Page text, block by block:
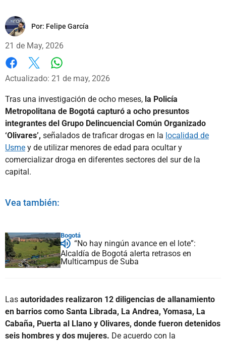
Por: Felipe García
21 de May, 2026
Facebook
X
Actualizado: 21 de may, 2026
Tras una investigación de ocho meses, la Policía
Metropolitana de Bogotá capturó a ocho presuntos
integrantes del Grupo Delincuencial Común Organizado
‘Olivares’, señalados de traficar drogas en la localidad de
Usme y de utilizar menores de edad para ocultar y
comercializar droga en diferentes sectores del sur de la
capital.
Vea también:
Bogotá
“No hay ningún avance en el lote”:
Alcaldía de Bogotá alerta retrasos en
Multicampus de Suba
Las autoridades realizaron 12 diligencias de allanamiento
en barrios como Santa Librada, La Andrea, Yomasa, La
Cabaña, Puerta al Llano y Olivares, donde fueron detenidos
seis hombres y dos mujeres. De acuerdo con la